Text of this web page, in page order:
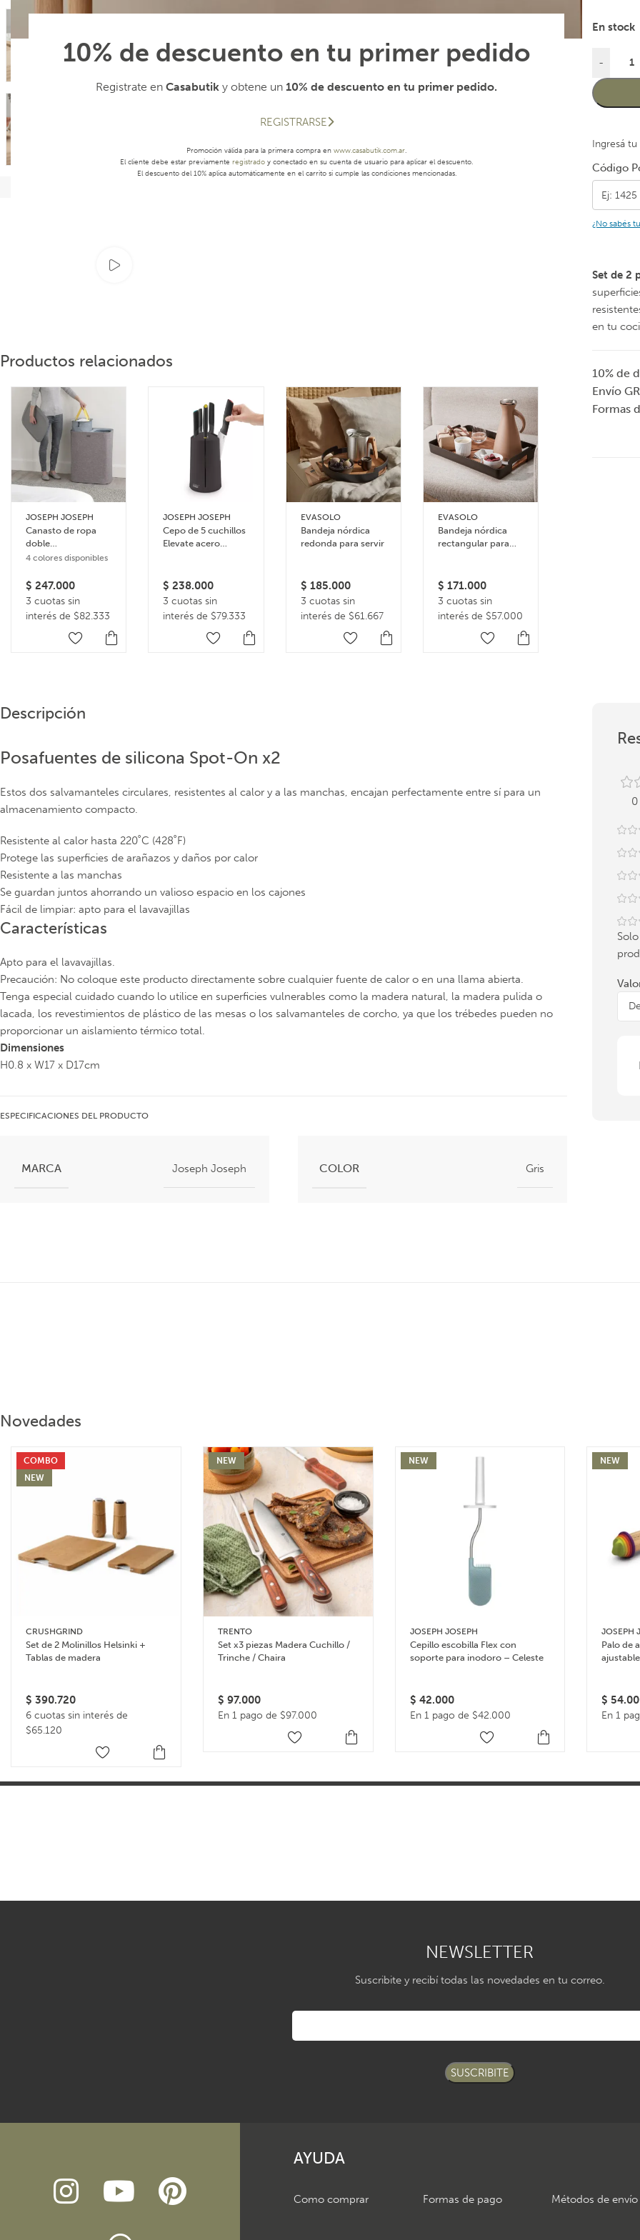
10% de descuento en tu primer pedido
Registrate en Casabutik y obtene un 10% de descuento en tu primer pedido.
REGISTRARSE
Promoción válida para la primera compra en www.casabutik.com.ar.
El cliente debe estar previamente registrado y conectado en su cuenta de usuario para aplicar el descuento.
El descuento del 10% aplica automáticamente en el carrito si cumple las condiciones mencionadas.
Productos relacionados
JOSEPH JOSEPH
Canasto de ropa
doble
compartimiento 90
4 colores disponibles
$ 247.000
3 cuotas sin
interés de $82.333
JOSEPH JOSEPH
Cepo de 5 cuchillos
Elevate acero
$ 238.000
3 cuotas sin
interés de $79.333
EVASOLO
Bandeja nórdica
redonda para servir
$ 185.000
3 cuotas sin
interés de $61.667
EVASOLO
Bandeja nórdica
rectangular para
$ 171.000
3 cuotas sin
interés de $57.000
En stock
-
Ingresá
Código
¿No sabés
Set de 2
en tu
10% de
Envío
Formas
Descripción
Posafuentes de silicona Spot-On x2
Estos dos salvamanteles circulares, resistentes al calor y a las manchas, encajan perfectamente entre sí para un
almacenamiento compacto.
Resistente al calor hasta 220˚C (428˚F)
Protege las superficies de arañazos y daños por calor
Resistente a las manchas
Se guardan juntos ahorrando un valioso espacio en los cajones
Fácil de limpiar: apto para el lavavajillas
Características
Apto para el lavavajillas.
Precaución: No coloque este producto directamente sobre cualquier fuente de calor o en una llama abierta.
Tenga especial cuidado cuando lo utilice en superficies vulnerables como la madera natural, la madera pulida o
lacada, los revestimientos de plástico de las mesas o los salvamanteles de corcho, ya que los trébedes pueden no
proporcionar un aislamiento térmico total.
Dimensiones
H0.8 x W17 x D17cm
ESPECIFICACIONES DEL PRODUCTO
MARCA Joseph Joseph COLOR Gris
0
Novedades
COMBO
NEW
CRUSHGRIND
Set de 2 Molinillos Helsinki +
Tablas de madera
$ 390.720
6 cuotas sin interés de
$65.120
NEW
TRENTO
Set x3 piezas Madera Cuchillo /
Trinche / Chaira
$ 97.000
En 1 pago de $97.000
NEW
JOSEPH JOSEPH
Cepillo escobilla Flex con
soporte para inodoro – Celeste
$ 42.000
En 1 pago de $42.000
NEW
JOSEPH
Palo de
$
En 1
NEWSLETTER
Suscribite y recibí todas las novedades en tu correo.
SUSCRIBITE
AYUDA
Como comprar Formas de pago Métodos de envío